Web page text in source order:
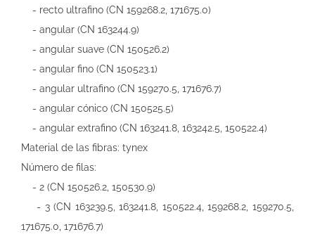
- recto ultrafino (CN 159268.2, 171675.0)
- angular (CN 163244.9)
- angular suave (CN 150526.2)
- angular fino (CN 150523.1)
- angular ultrafino (CN 159270.5, 171676.7)
- angular cónico (CN 150525.5)
- angular extrafino (CN 163241.8, 163242.5, 150522.4)
Material de las fibras: tynex
Número de filas:
- 2 (CN 150526.2, 150530.9)
- 3 (CN 163239.5, 163241.8, 150522.4, 159268.2, 159270.5,
171675.0, 171676.7)